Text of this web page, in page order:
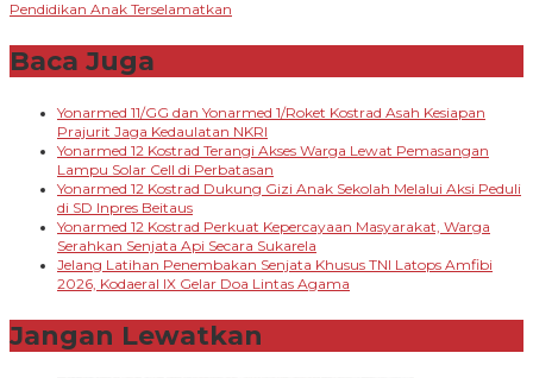
Pendidikan Anak Terselamatkan
Baca Juga
Yonarmed 11/GG dan Yonarmed 1/Roket Kostrad Asah Kesiapan
Prajurit Jaga Kedaulatan NKRI
Yonarmed 12 Kostrad Terangi Akses Warga Lewat Pemasangan
Lampu Solar Cell di Perbatasan
Yonarmed 12 Kostrad Dukung Gizi Anak Sekolah Melalui Aksi Peduli
di SD Inpres Beitaus
Yonarmed 12 Kostrad Perkuat Kepercayaan Masyarakat, Warga
Serahkan Senjata Api Secara Sukarela
Jelang Latihan Penembakan Senjata Khusus TNI Latops Amfibi
2026, Kodaeral IX Gelar Doa Lintas Agama
Jangan Lewatkan